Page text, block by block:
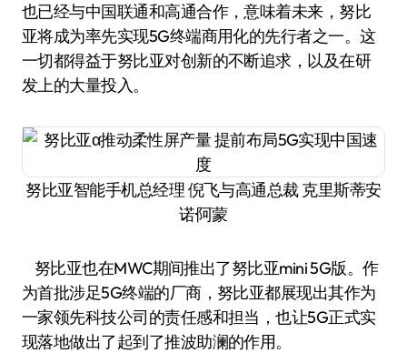
也已经与中国联通和高通合作，意味着未来，努比
亚将成为率先实现5G终端商用化的先行者之一。这
一切都得益于努比亚对创新的不断追求，以及在研
发上的大量投入。
努比亚智能手机总经理 倪飞与高通总裁 克里斯蒂安
诺·阿蒙
努比亚也在MWC期间推出了努比亚mini 5G版。作
为首批涉足5G终端的厂商，努比亚都展现出其作为
一家领先科技公司的责任感和担当，也让5G正式实
现落地做出了起到了推波助澜的作用。